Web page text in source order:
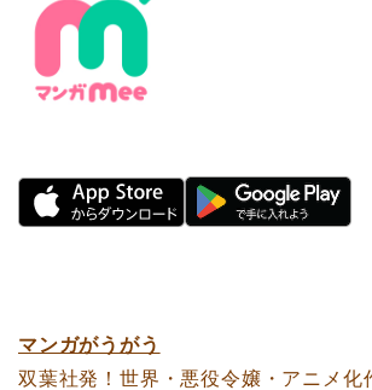
マンガがうがう
双葉社発！世界・悪役令嬢・アニメ化